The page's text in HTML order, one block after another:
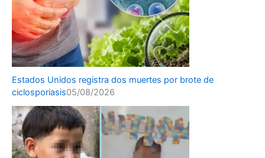
Estados Unidos registra dos muertes por brote de
ciclosporiasis05/08/2026